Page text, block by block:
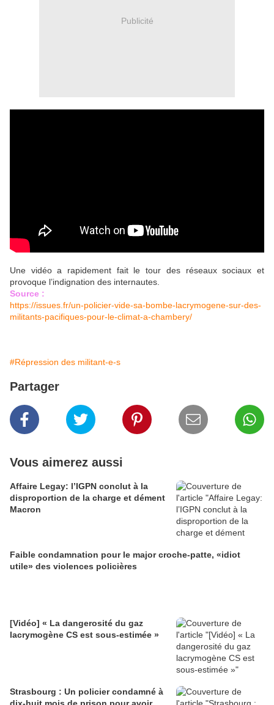
Publicité
Une vidéo a rapidement fait le tour des réseaux sociaux et
provoque l’indignation des internautes.
Source :
https://issues.fr/un-policier-vide-sa-bombe-lacrymogene-sur-des-
militants-pacifiques-pour-le-climat-a-chambery/
#Répression des militant-e-s
Partager
Vous aimerez aussi
Affaire Legay: l’IGPN conclut à la
disproportion de la charge et dément
Macron
Faible condamnation pour le major croche-patte, «idiot
utile» des violences policières
[Vidéo] « La dangerosité du gaz
lacrymogène CS est sous-estimée »
Strasbourg : Un policier condamné à